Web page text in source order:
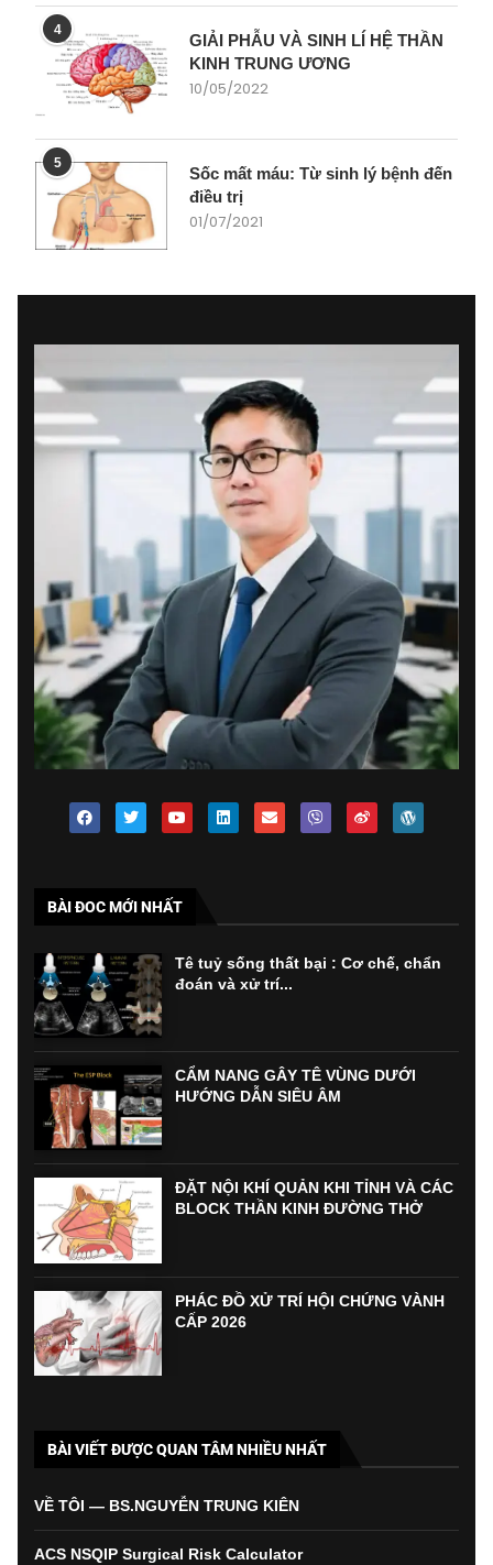
4
GIẢI PHẪU VÀ SINH LÍ HỆ THẦN
KINH TRUNG ƯƠNG
10/05/2022
5
Sốc mất máu: Từ sinh lý bệnh đến
điều trị
01/07/2021
BÀI ĐOC MỚI NHẤT
Tê tuỷ sống thất bại : Cơ chế, chẩn
đoán và xử trí...
CẨM NANG GÂY TÊ VÙNG DƯỚI
HƯỚNG DẪN SIÊU ÂM
ĐẶT NỘI KHÍ QUẢN KHI TỈNH VÀ CÁC
BLOCK THẦN KINH ĐƯỜNG THỞ
PHÁC ĐỒ XỬ TRÍ HỘI CHỨNG VÀNH
CẤP 2026
BÀI VIẾT ĐƯỢC QUAN TÂM NHIỀU NHẤT
VỀ TÔI — BS.NGUYỄN TRUNG KIÊN
ACS NSQIP Surgical Risk Calculator